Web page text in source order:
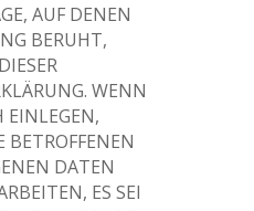
AUF DENEN
BERUHT,
WENN
EINLEGEN,
BETROFFENEN
DATEN
ES SEI